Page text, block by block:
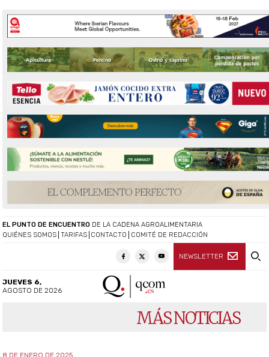
QUIÉNES SOMOS TARIFAS CONTACTO COMITÉ DE REDACCIÓN
NEWSLETTER
EL PUNTO DE ENCUENTRO DE LA CADENA AGROALIMENTARIA
JUEVES 6,
AGOSTO DE 2026
MÁS NOTICIAS
8 DE ENERO DE 2025